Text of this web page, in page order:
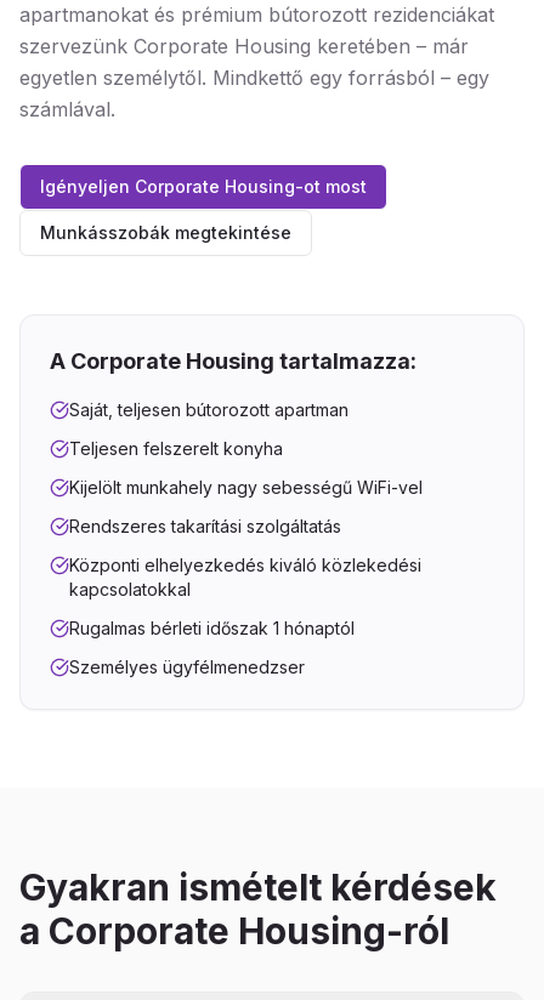
apartmanokat és prémium bútorozott rezidenciákat
szervezünk Corporate Housing keretében – már
egyetlen személytől. Mindkettő egy forrásból – egy
számlával.
Igényeljen Corporate Housing-ot most
Munkásszobák megtekintése
A Corporate Housing tartalmazza:
Saját, teljesen bútorozott apartman
Teljesen felszerelt konyha
Kijelölt munkahely nagy sebességű WiFi-vel
Rendszeres takarítási szolgáltatás
Központi elhelyezkedés kiváló közlekedési
kapcsolatokkal
Rugalmas bérleti időszak 1 hónaptól
Személyes ügyfélmenedzser
Gyakran ismételt kérdések
a Corporate Housing-ról